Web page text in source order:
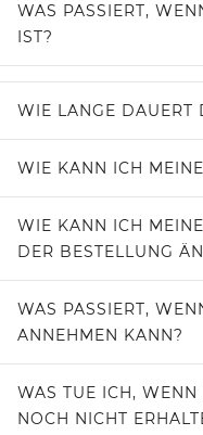
WAS PASSIERT,
IST?
WIE LANGE DAUERT
WIE KANN ICH
WIE KANN ICH
DER BESTELLUNG
WAS PASSIERT,
ANNEHMEN KANN?
WAS TUE ICH, WENN
NOCH NICHT